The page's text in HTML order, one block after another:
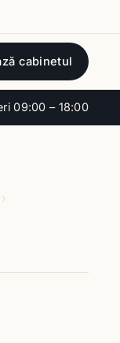
09:00 – 18:00
cabinetul